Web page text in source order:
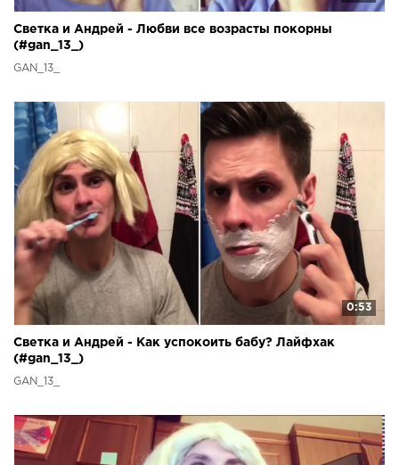
Светка и Андрей - Любви все возрасты покорны
(#gan_13_)
GAN_13_
0:53
Светка и Андрей - Как успокоить бабу? Лайфхак
(#gan_13_)
GAN_13_